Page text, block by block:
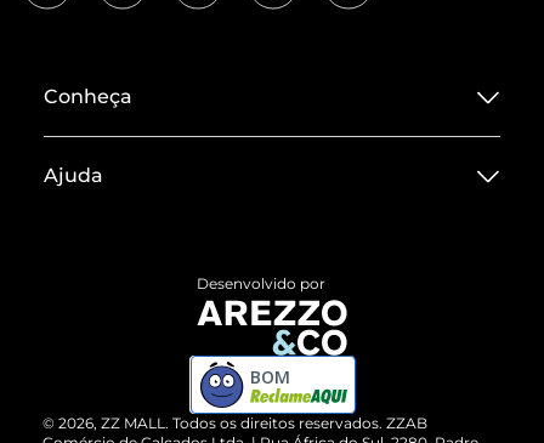
Conheça
Termos de Uso
ZZ MALL é confiável
Cartão Presente
Ajuda
Devolução do Produto
Compre pelo WhatsApp
© 2026, ZZ MALL. Todos os direitos reservados. ZZAB
Desenvolvido por
BOM